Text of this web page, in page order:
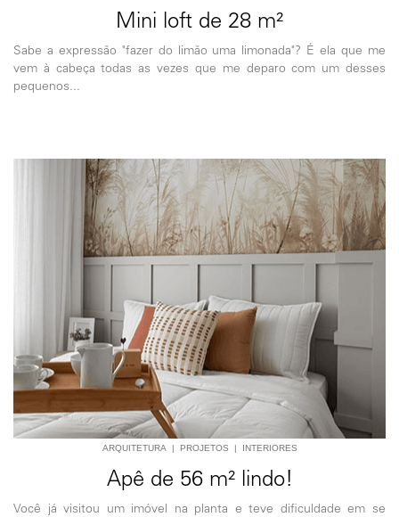
Mini loft de 28 m²
Sabe a expressão "fazer do limão uma limonada"? É ela que me
vem à cabeça todas as vezes que me deparo com um desses
pequenos...
ARQUITETURA | PROJETOS | INTERIORES
Apê de 56 m² lindo!
Você já visitou um imóvel na planta e teve dificuldade em se